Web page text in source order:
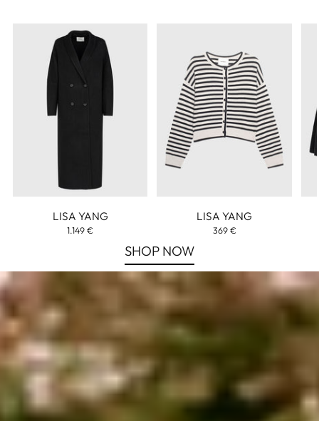
34 36 38
LISA YANG
1.149 €
LISA YANG
369 €
SHOP NOW